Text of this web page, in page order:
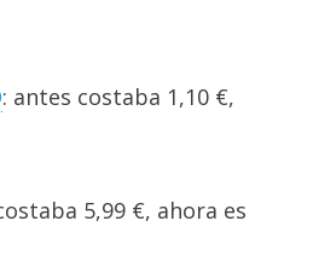
: antes costaba 1,10 €,
5,99 €, ahora es